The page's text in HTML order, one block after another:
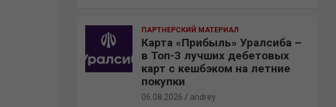
ПАРТНЕРСКИЙ МАТЕРИАЛ
Карта «Прибыль» Уралсиба –
в Топ-3 лучших дебетовых
карт с кешбэком на летние
покупки
06.08.2026 andrey